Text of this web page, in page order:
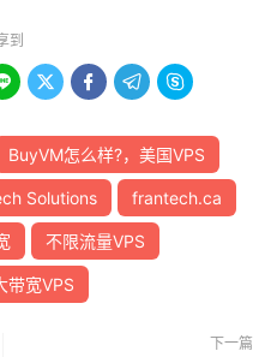
到
   
BuyVM怎么样?，美国VPS
Solutions frantech.ca
不限流量VPS
带宽VPS
下一篇